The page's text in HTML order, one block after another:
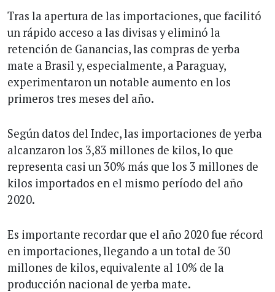
Tras la apertura de las importaciones, que facilitó
un rápido acceso a las divisas y eliminó la
retención de Ganancias, las compras de yerba
mate a Brasil y, especialmente, a Paraguay,
experimentaron un notable aumento en los
primeros tres meses del año.
Según datos del Indec, las importaciones de yerba
alcanzaron los 3,83 millones de kilos, lo que
representa casi un 30% más que los 3 millones de
kilos importados en el mismo período del año
2020.
Es importante recordar que el año 2020 fue récord
en importaciones, llegando a un total de 30
millones de kilos, equivalente al 10% de la
producción nacional de yerba mate.